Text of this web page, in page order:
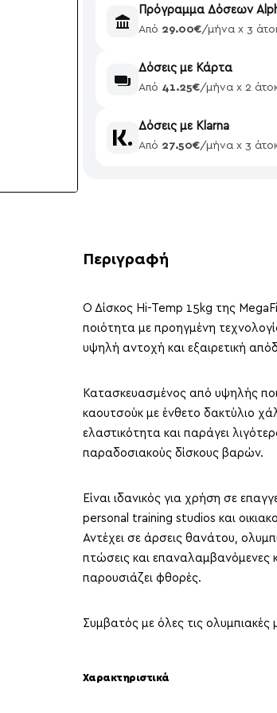
Πρόγραμμα Δόσεων
Από 29.00€/μήνα x 3
Δόσεις με Κάρτα
Από 41.25€/μήνα x 2
Δόσεις με Klarna
Από 27.50€/μήνα x 3
Περιγραφή
Ο Δίσκος Hi-Temp 15kg της
ποιότητα με προηγμένη
υψηλή αντοχή και εξαιρετική
Κατασκευασμένος από υψηλής
καουτσούκ με ένθετο δακτύλιο
ελαστικότητα και παράγει
παραδοσιακούς δίσκους βαρών.
Είναι ιδανικός για χρήση σε
personal training studios και
Αντέχει σε άρσεις θανάτου,
πτώσεις και επαναλαμβανόμενες
παρουσιάζει φθορές.
Συμβατός με όλες τις
Χαρακτηριστικά